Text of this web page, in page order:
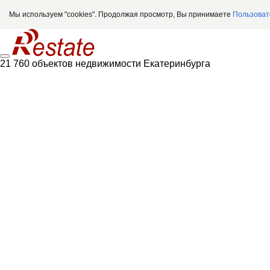
Мы используем "cookies". Продолжая просмотр, Вы принимаете
21 760 объектов недвижимости Екатеринбурга